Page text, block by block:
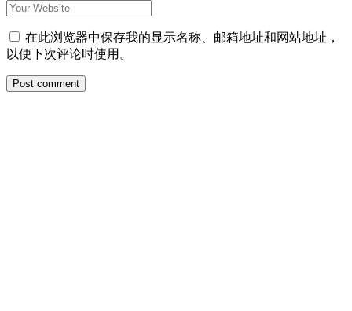
在此浏览器中保存我的显示名称、邮箱地址和网站地址，
以便下次评论时使用。